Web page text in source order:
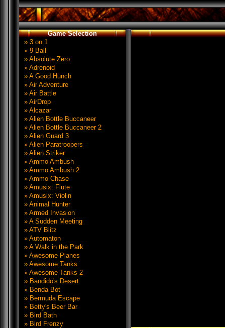
Game Selection
» 3 on 1
» 9 Ball
» Absolute Zero
» Adrenoid
» A Good Hunch
» Air Adventure
» Air Battle
» AirDrop
» Alcazar
» Alien Bottle Buccaneer
» Alien Bottle Buccaneer 2
» Alien Guard 3
» Alien Paratroopers
» Alien Striker
» Ammo Ambush
» Ammo Ambush 2
» Ammo Chase
» Amusix: Flute
» Amusix: Violin
» Animal Hunter
» Armed Invasion
» A Sudden Meeting
» ATV Blitz
» Automaton
» A Walk in the Park
» Awesome Planes
» Awesome Tanks
» Awesome Tanks 2
» Bandido's Desert
» Benda Bot
» Bermuda Escape
» Betty's Beer Bar
» Bird Bath
» Bird Frenzy